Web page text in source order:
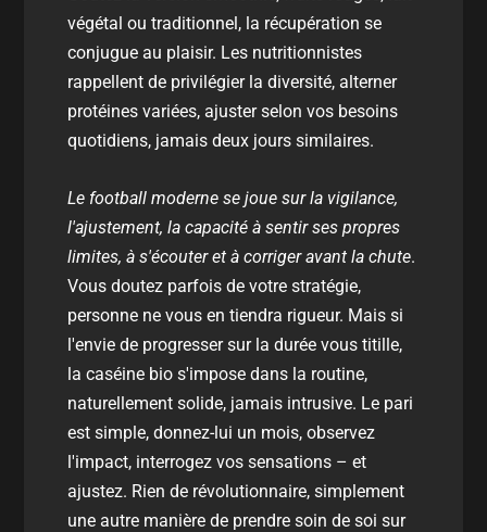
végétal ou traditionnel, la récupération se
conjugue au plaisir. Les nutritionnistes
rappellent de privilégier la diversité, alterner
protéines variées, ajuster selon vos besoins
quotidiens, jamais deux jours similaires.
Le football moderne se joue sur la vigilance,
l'ajustement, la capacité à sentir ses propres
limites, à s'écouter et à corriger avant la chute.
Vous doutez parfois de votre stratégie,
personne ne vous en tiendra rigueur. Mais si
l'envie de progresser sur la durée vous titille,
la caséine bio s'impose dans la routine,
naturellement solide, jamais intrusive. Le pari
est simple, donnez-lui un mois, observez
l'impact, interrogez vos sensations – et
ajustez. Rien de révolutionnaire, simplement
une autre manière de prendre soin de soi sur